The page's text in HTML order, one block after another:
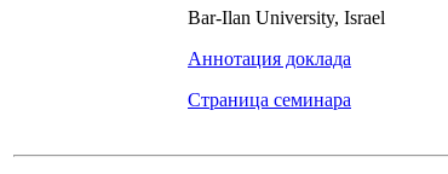
Bar-Ilan University, Israel
Аннотация доклада
Страница семинара